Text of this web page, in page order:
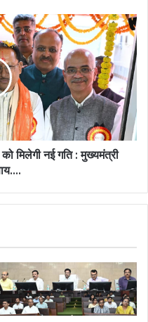
मिलेगी नई गति : मुख्यमंत्री